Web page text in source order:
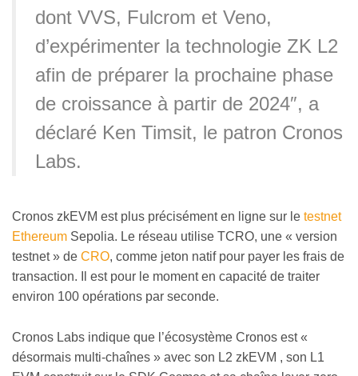
dont VVS, Fulcrom et Veno,
d’expérimenter la technologie ZK L2
afin de préparer la prochaine phase
de croissance à partir de 2024″, a
déclaré Ken Timsit, le patron Cronos
Labs.
Cronos zkEVM est plus précisément en ligne sur le testnet
Ethereum Sepolia. Le réseau utilise TCRO, une « version
testnet » de CRO, comme jeton natif pour payer les frais de
transaction. Il est pour le moment en capacité de traiter
environ 100 opérations par seconde.
Cronos Labs indique que l’écosystème Cronos est «
désormais multi-chaînes » avec son L2 zkEVM , son L1